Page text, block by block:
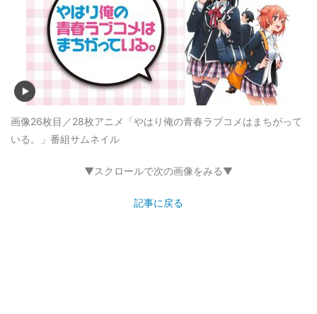
画像26枚目／28枚アニメ「やはり俺の青春ラブコメはまちがって
いる。」番組サムネイル
▼スクロールで次の画像をみる▼
記事に戻る